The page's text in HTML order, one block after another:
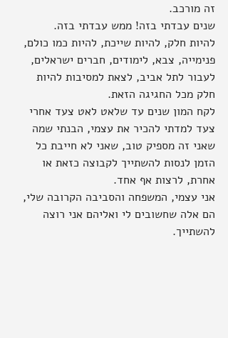
זה מורכב.
שנים עבדתי בזה! ממש עבדתי בזה.
להיות חלק, להיות שייכת, להיות כמו כולם,
פנימייה, צבא, לימודים, חברים ישראלים,
לעבור לתל אביב, לצאת למסיבות להיות
חלק מכל החגיגה הזאת.
לקח המון שנים עד שלאט לאט צעד אחרי
צעד למדתי להכיר את עצמי, הבנתי שמה
שאני זה מספיק טוב, שאני לא חייבת כל
הזמן לנסות להשתייך לקבוצה כזאת או
אחרת, לרצות אף אחד.
אני עצמי, המשפחה והסביבה הקרובה שלי,
הם אלה שחשובים לי ואליהם אני רוצה
להשתייך.